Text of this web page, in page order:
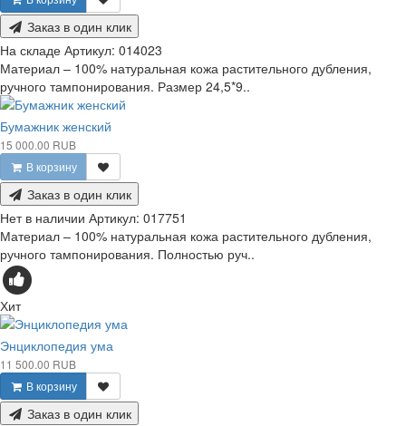
Заказ в один клик
На складе Артикул: 014023
Материал – 100% натуральная кожа растительного дубления,
ручного тампонирования. Размер 24,5*9..
Бумажник женский
15 000.00 RUB
В корзину
Заказ в один клик
Нет в наличии Артикул: 017751
Материал – 100% натуральная кожа растительного дубления,
ручного тампонирования. Полностью руч..
Хит
Энциклопедия ума
11 500.00 RUB
В корзину
Заказ в один клик